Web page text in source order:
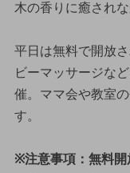
木の香りに癒され
平日は無料で開放
ビーマッサージな
催。ママ会や教室
す。
※注意事項：無料開